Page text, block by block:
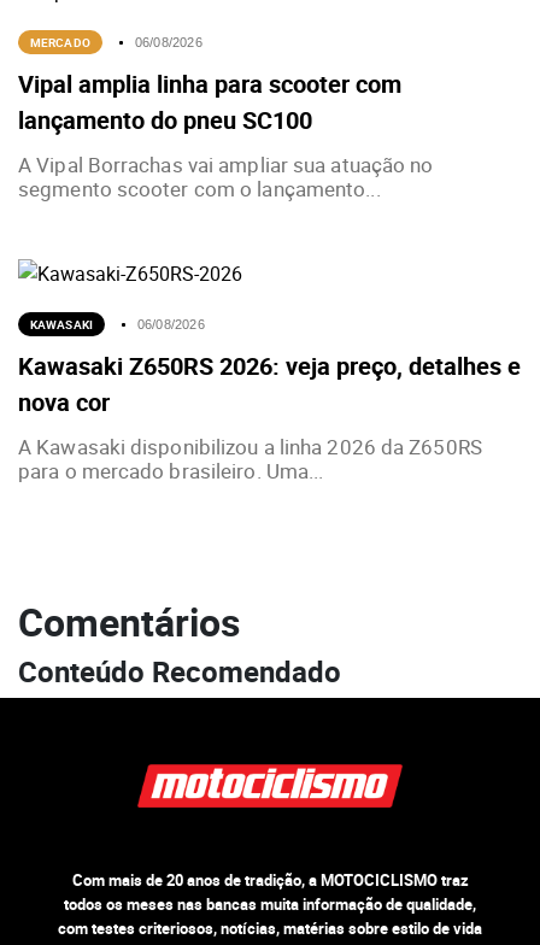
MERCADO 06/08/2026
Vipal amplia linha para scooter com
lançamento do pneu SC100
A Vipal Borrachas vai ampliar sua atuação no
segmento scooter com o lançamento...
KAWASAKI 06/08/2026
Kawasaki Z650RS 2026: veja preço, detalhes e
nova cor
A Kawasaki disponibilizou a linha 2026 da Z650RS
para o mercado brasileiro. Uma...
Comentários
Conteúdo Recomendado
Com mais de 20 anos de tradição, a MOTOCICLISMO traz
todos os meses nas bancas muita informação de qualidade,
com testes criteriosos, notícias, matérias sobre estilo de vida